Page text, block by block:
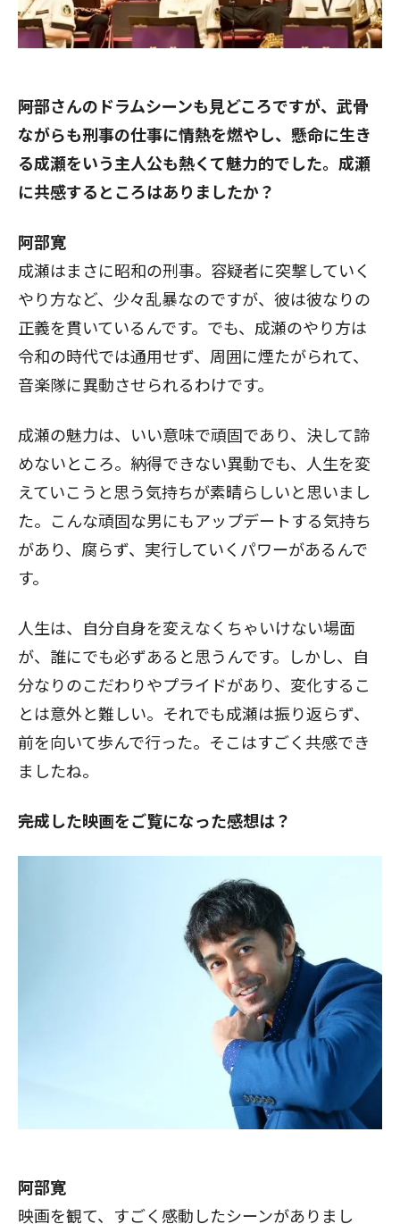
――阿部さんのドラムシーンも見どころですが、武骨
ながらも刑事の仕事に情熱を燃やし、懸命に生き
る成瀬をいう主人公も熱くて魅力的でした。成瀬
に共感するところはありましたか？
阿部寛
成瀬はまさに昭和の刑事。容疑者に突撃していく
やり方など、少々乱暴なのですが、彼は彼なりの
正義を貫いているんです。でも、成瀬のやり方は
令和の時代では通用せず、周囲に煙たがられて、
音楽隊に異動させられるわけです。
成瀬の魅力は、いい意味で頑固であり、決して諦
めないところ。納得できない異動でも、人生を変
えていこうと思う気持ちが素晴らしいと思いまし
た。こんな頑固な男にもアップデートする気持ち
があり、腐らず、実行していくパワーがあるんで
す。
人生は、自分自身を変えなくちゃいけない場面
が、誰にでも必ずあると思うんです。しかし、自
分なりのこだわりやプライドがあり、変化するこ
とは意外と難しい。それでも成瀬は振り返らず、
前を向いて歩んで行った。そこはすごく共感でき
ましたね。
――完成した映画をご覧になった感想は？
阿部寛
映画を観て、すごく感動したシーンがありまし